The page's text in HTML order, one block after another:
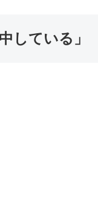
している」